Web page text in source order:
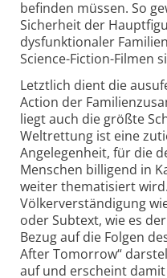
befinden müssen. So
Sicherheit der
dysfunktionaler
Science-Fiction-Filmen
Letztlich dient die
Action der
liegt auch die größte
Weltrettung ist eine
Angelegenheit, für die
Menschen billigend in
weiter thematisiert
Völkerverständigung
oder Subtext, wie es
Bezug auf die Folgen
After Tomorrow“
auf und erscheint